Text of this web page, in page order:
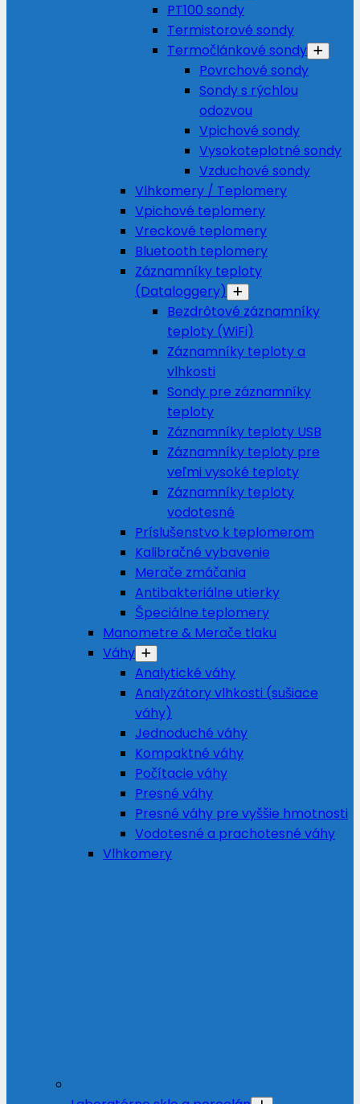
PT100 sondy
Termistorové sondy
Termočlánkové sondy
Povrchové sondy
Sondy s rýchlou
odozvou
Vpichové sondy
Vysokoteplotné sondy
Vzduchové sondy
Vlhkomery / Teplomery
Vpichové teplomery
Vreckové teplomery
Bluetooth teplomery
Záznamníky teploty
(Dataloggery)
Bezdrôtové záznamníky
teploty (WiFi)
Záznamníky teploty a
vlhkosti
Sondy pre záznamníky
teploty
Záznamníky teploty USB
Záznamníky teploty pre
veľmi vysoké teploty
Záznamníky teploty
vodotesné
Príslušenstvo k teplomerom
Kalibračné vybavenie
Merače zmáčania
Antibakteriálne utierky
Špeciálne teplomery
Manometre & Merače tlaku
Váhy
Analytické váhy
Analyzátory vlhkosti (sušiace
váhy)
Jednoduché váhy
Kompaktné váhy
Počítacie váhy
Presné váhy
Presné váhy pre vyššie hmotnosti
Vodotesné a prachotesné váhy
Vlhkomery